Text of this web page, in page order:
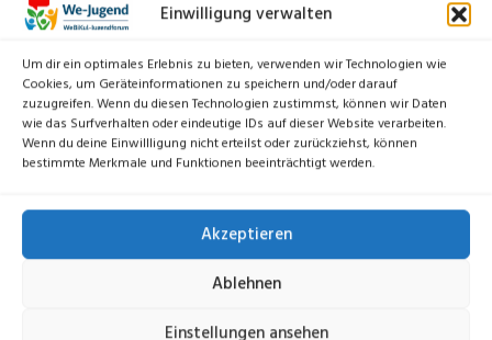
Einwilligung verwalten
Um dir ein optimales Erlebnis zu bieten, verwenden wir Technologien wie
Cookies, um Geräteinformationen zu speichern und/oder darauf
zuzugreifen. Wenn du diesen Technologien zustimmst, können wir Daten
wie das Surfverhalten oder eindeutige IDs auf dieser Website verarbeiten.
Wenn du deine Einwillligung nicht erteilst oder zurückziehst, können
bestimmte Merkmale und Funktionen beeinträchtigt werden.
Akzeptieren
Ablehnen
Einstellungen ansehen
Suchen